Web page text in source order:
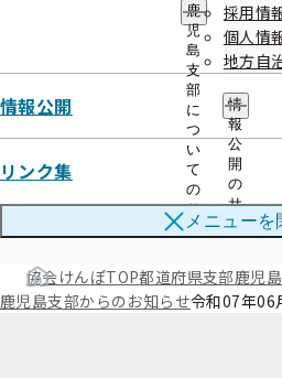
鹿
児
島
支
部
に
つ
い
て
の
サ
ブ
ニ
ュ
ー
採用情
個人情
地方自
情報公開
情
報
公
開
の
サ
ブ
メ
ュ
ー
リンク集
メニューを
令和07年06月
令和07年05月
協会けんぽTOP都道府県支部鹿児
鹿児島支部からのお知らせ令和07年06